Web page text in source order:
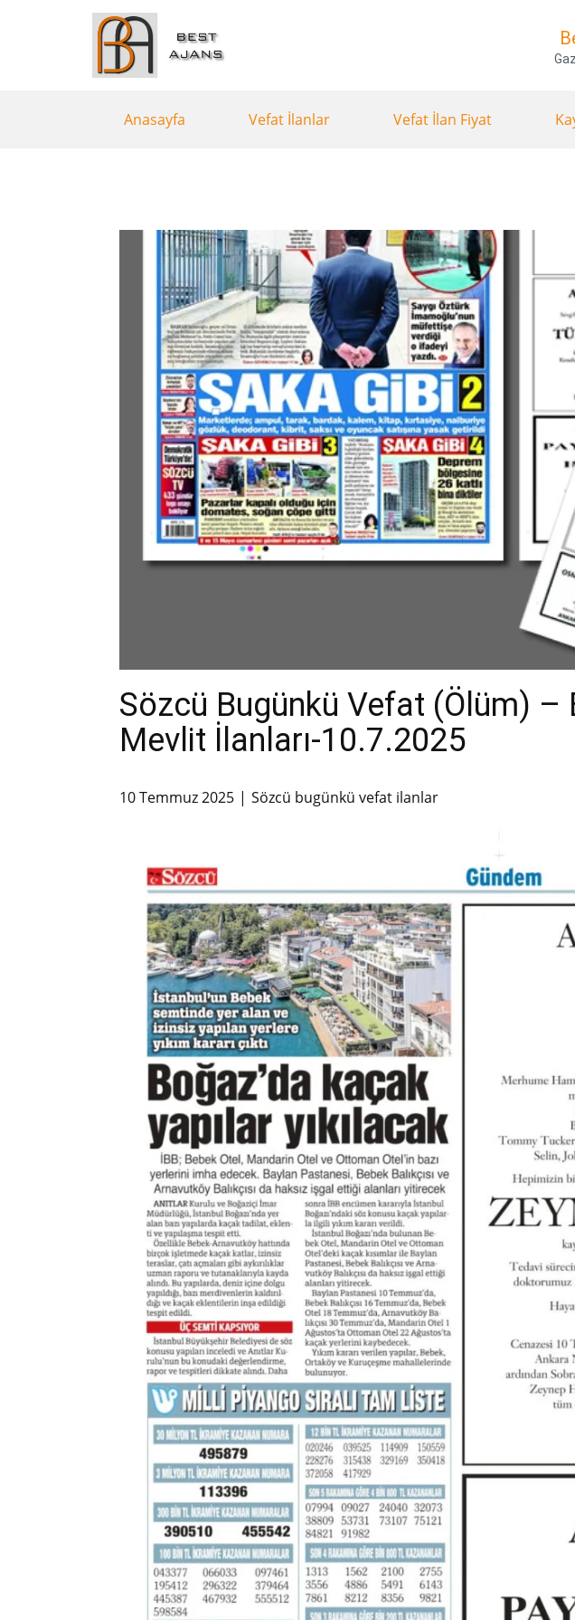
Anasayfa Vefat İlanlar Vefat İlan Fiyat
Sözcü Bugünkü Vefat (Ölüm) –
Mevlit İlanları-10.7.2025
10 Temmuz 2025 Sözcü bugünkü vefat ilanlar